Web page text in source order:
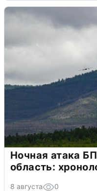
Ночная атака
область:
8 августа 0